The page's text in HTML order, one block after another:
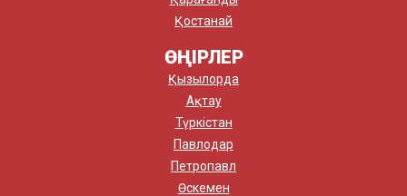
Қостанай
ӨҢІРЛЕР
Қызылорда
Ақтау
Түркістан
Павлодар
Петропавл
Өскемен